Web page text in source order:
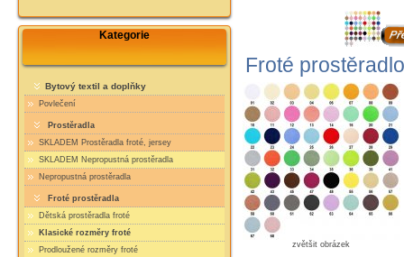
Kategorie
Bytový textil a doplňky
Povlečení
Prostěradla
SKLADEM Prostěradla froté, jersey
SKLADEM Nepropustná prostěradla
Nepropustná prostěradla
Froté prostěradla
Dětská prostěradla froté
Klasické rozměry froté
Prodloužené rozměry froté
Froté
zvětšit obrázek